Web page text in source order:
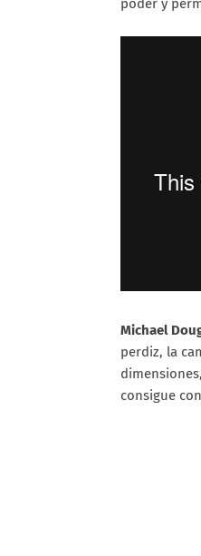
poder y
Michael
perdiz, la
consigue